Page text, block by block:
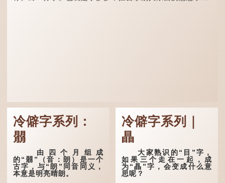
冷僻字系列：
朤
由四个月组成
的“朤”（音：朗）是一个
古字，与“朗”同音同义，
本意是明亮晴朗。
冷僻字系列｜
瞐
大家熟识的“目”字，
如果三个走在一起，成
为“瞐”字，会变成什么意
思呢？